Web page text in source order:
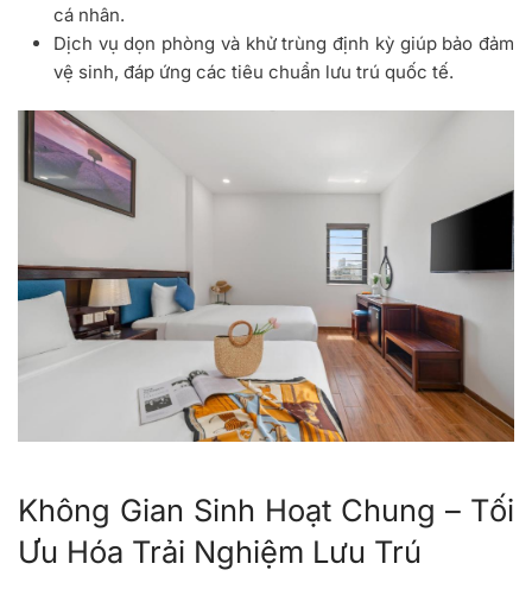
cá nhân.
Dịch vụ dọn phòng và khử trùng định kỳ giúp bảo đảm
vệ sinh, đáp ứng các tiêu chuẩn lưu trú quốc tế.
Không Gian Sinh Hoạt Chung – Tối
Ưu Hóa Trải Nghiệm Lưu Trú